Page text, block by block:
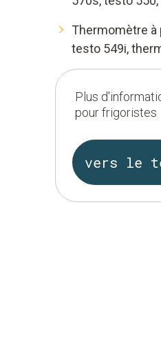
Thermomètre à
testo 549i,
Plus
pour frigoristes
vers le